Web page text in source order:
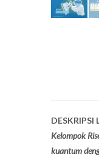
DESKRIPSI
Kelompok
kuantum